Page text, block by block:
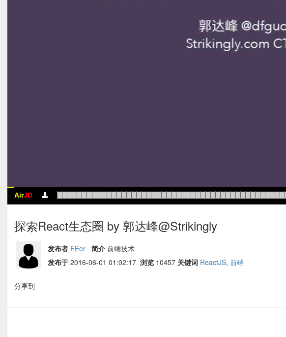
AirJD
探索React生态圈 by 郭达峰@Strikingly
发布者 FEer 简介 前端技术
发布于 2016-06-01 01:02:17 浏览 10457 关键词 ReactJS, 前端
分享到